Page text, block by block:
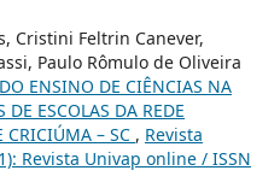
Cristini Feltrin Canever,
Paulo Rômulo de Oliveira
ENSINO DE CIÊNCIAS NA
DE ESCOLAS DA REDE
CRICIÚMA – SC , Revista
Revista Univap online / ISSN